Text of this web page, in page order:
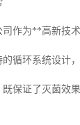
作为**高新技
循环系统设计
保证了灭菌效